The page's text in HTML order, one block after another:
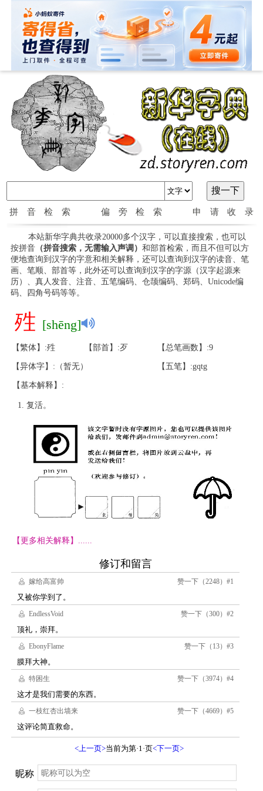
拼音检索 偏旁检索 申请收录
本站新华字典共收录20000多个汉字，可以直接搜索，也可以
按拼音（拼音搜索，无需输入声调） 和部首检索，而且不但可以方
便地查询到汉字的字意和相关解释，还可以查询到汉字的读音、笔
画、笔顺、部首等，此外还可以查询到汉字的字源（汉字起源来
历）、真人发音、注音、五笔编码、仓颉编码、郑码、Unicode编
码、四角号码等等。
殅 [shēng]
【繁体】:殅 【部首】:歹 【总笔画数】:9
【异体字】:（暂无） 【五笔】:gqtg
【基本解释】:
复活。
【更多相关解释】......